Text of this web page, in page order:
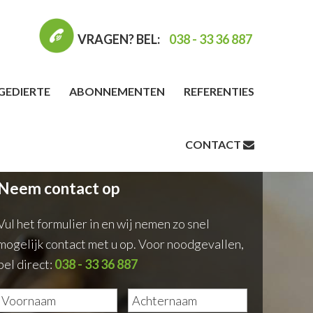
VRAGEN? BEL: 038 - 33 36 887
ABONNEMENTEN REFERENTIES
CONTACT
contact op
het formulier in en wij nemen zo snel
contact met u op. Voor noodgevallen,
direct: 038 - 33 36 887
*
Voornaam